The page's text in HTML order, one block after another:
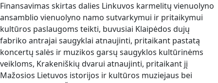
Finansavimas skirtas dalies Linkuvos karmelitų vienuolyno
ansamblio vienuolyno namo sutvarkymui ir pritaikymui
kultūros paslaugoms teikti, buvusiai Klaipėdos dujų
fabriko antrajai saugyklai atnaujinti, pritaikant pastatą
koncertų salės ir muzikos garsų saugyklos kultūrinėms
veikloms, Krakeniškių dvarui atnaujinti, pritaikant jį
Mažosios Lietuvos istorijos ir kultūros muziejaus bei